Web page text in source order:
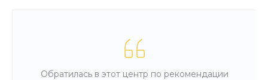
Обратилась в этот центр по рекомендации